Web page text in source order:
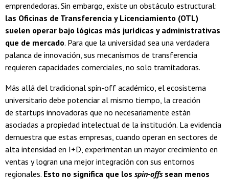
emprendedoras. Sin embargo, existe un obstáculo estructural:
las Oficinas de Transferencia y Licenciamiento (OTL)
suelen operar bajo lógicas más jurídicas y administrativas
que de mercado. Para que la universidad sea una verdadera
palanca de innovación, sus mecanismos de transferencia
requieren capacidades comerciales, no solo tramitadoras.
Más allá del tradicional spin-off académico, el ecosistema
universitario debe potenciar al mismo tiempo, la creación
de startups innovadoras que no necesariamente están
asociadas a propiedad intelectual de la institución. La evidencia
demuestra que estas empresas, cuando operan en sectores de
alta intensidad en I+D, experimentan un mayor crecimiento en
ventas y logran una mejor integración con sus entornos
regionales. Esto no significa que los spin-offssean menos